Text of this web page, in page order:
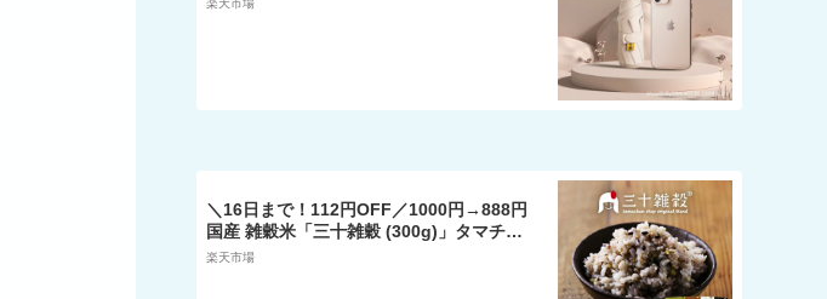
楽天市場
＼16日まで！112円OFF／1000円→888円
国産 雑穀米「三十雑穀 (300g)」タマチャ
ンショップの30雑穀米 1000円ポッキリ 送
楽天市場